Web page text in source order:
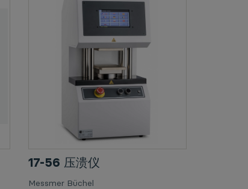
17-56 压溃仪
Messmer Büchel